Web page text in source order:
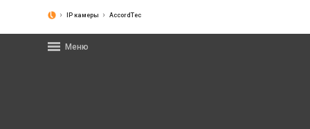
IP камеры AccordTec
Меню